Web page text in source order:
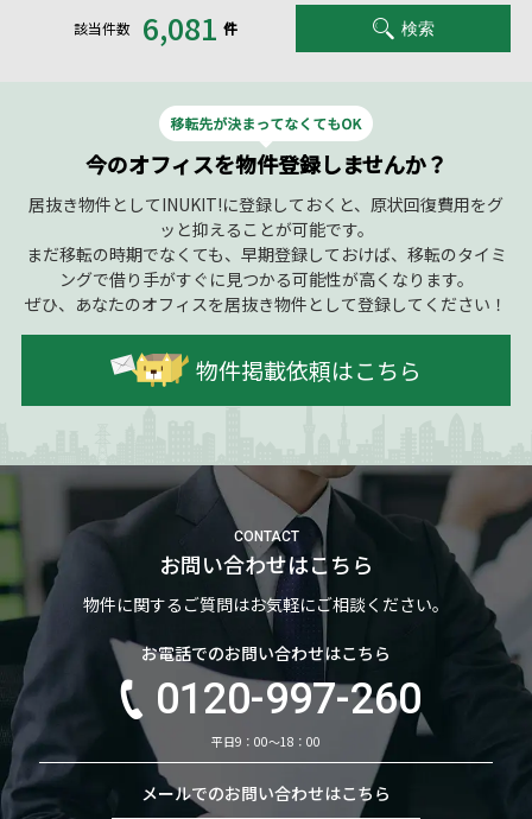
該当件数 6,081 件 検索
今のオフィスを物件登録しませんか？
居抜き物件としてINUKIT!に登録しておくと、原状回復費用をグ
ッと抑えることが可能です。
まだ移転の時期でなくても、早期登録しておけば、移転のタイミ
ングで借り手がすぐに見つかる可能性が高くなります。
ぜひ、あなたのオフィスを居抜き物件として登録してください！
物件掲載依頼はこちら
CONTACT
お問い合わせはこちら
物件に関するご質問はお気軽にご相談ください。
お電話でのお問い合わせはこちら
0120-997-260
平日9：00～18：00
メールでのお問い合わせはこちら